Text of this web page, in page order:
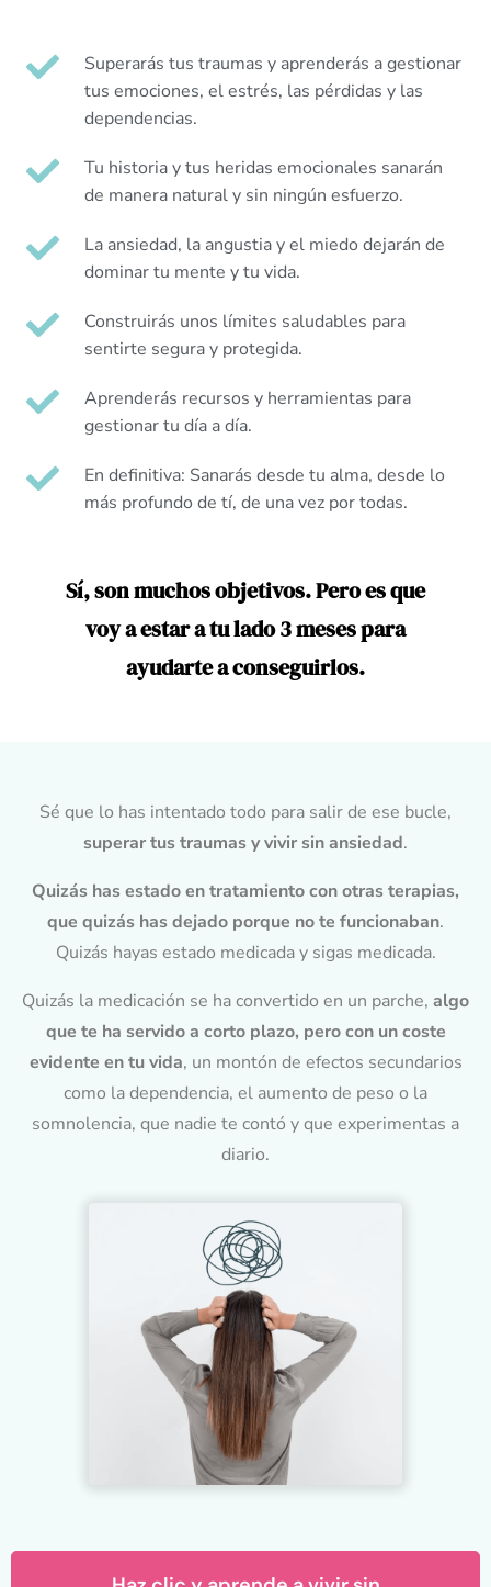
Superarás tus traumas y aprenderás a gestionar
tus emociones, el estrés, las pérdidas y las
dependencias.
Tu historia y tus heridas emocionales sanarán
de manera natural y sin ningún esfuerzo.
La ansiedad, la angustia y el miedo dejarán de
dominar tu mente y tu vida.
Construirás unos límites saludables para
sentirte segura y protegida.
Aprenderás recursos y herramientas para
gestionar tu día a día.
En definitiva: Sanarás desde tu alma, desde lo
más profundo de tí, de una vez por todas.
Sí, son muchos objetivos. Pero es que
voy a estar a tu lado 3 meses para
ayudarte a conseguirlos.
Sé que lo has intentado todo para salir de ese bucle,
superar tus traumas y vivir sin ansiedad.
Quizás has estado en tratamiento con otras terapias,
que quizás has dejado porque no te funcionaban.
Quizás hayas estado medicada y sigas medicada.
Quizás la medicación se ha convertido en un parche, algo
que te ha servido a corto plazo, pero con un coste
evidente en tu vida, un montón de efectos secundarios
como la dependencia, el aumento de peso o la
somnolencia, que nadie te contó y que experimentas a
diario.